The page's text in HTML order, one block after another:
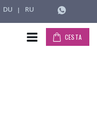
DU | RU
CESTA